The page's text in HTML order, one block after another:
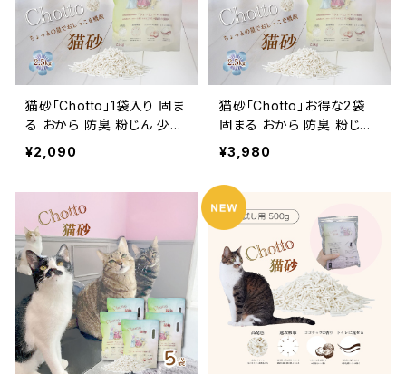
猫砂「Chotto」1袋入り 固ま
る おから 防臭 粉じん 少な
い トイレ 流せる Tomonya
¥2,090
猫砂「Chotto」お得な2袋
固まる おから 防臭 粉じん
少ない トイレ 流せる
¥3,980